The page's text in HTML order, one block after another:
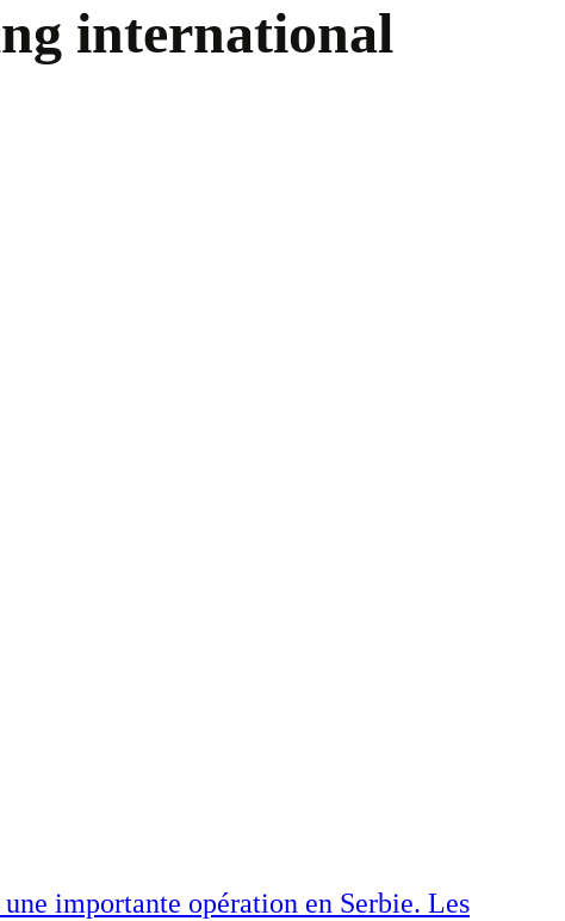
international
importante opération en Serbie. Les